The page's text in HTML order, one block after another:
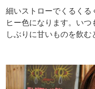
細いストローでくるく
ヒー色になります。い
しぶりに甘いものを飲む